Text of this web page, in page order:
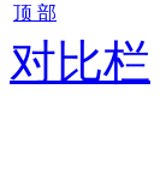
顶 部
对比栏